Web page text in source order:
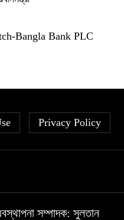
Bangla Bank PLC
Privacy Policy
সম্পাদক: সুলতান